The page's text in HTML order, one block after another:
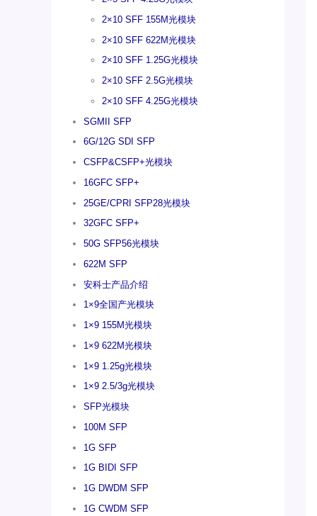
2×10 SFF 155M光模块
2×10 SFF 622M光模块
2×10 SFF 1.25G光模块
2×10 SFF 2.5G光模块
2×10 SFF 4.25G光模块
SGMII SFP
6G/12G SDI SFP
CSFP&CSFP+光模块
16GFC SFP+
25GE/CPRI SFP28光模块
32GFC SFP+
50G SFP56光模块
622M SFP
安科士产品介绍
1×9全国产光模块
1×9 155M光模块
1×9 622M光模块
1×9 1.25g光模块
1×9 2.5/3g光模块
SFP光模块
100M SFP
1G SFP
1G BIDI SFP
1G DWDM SFP
1G CWDM SFP